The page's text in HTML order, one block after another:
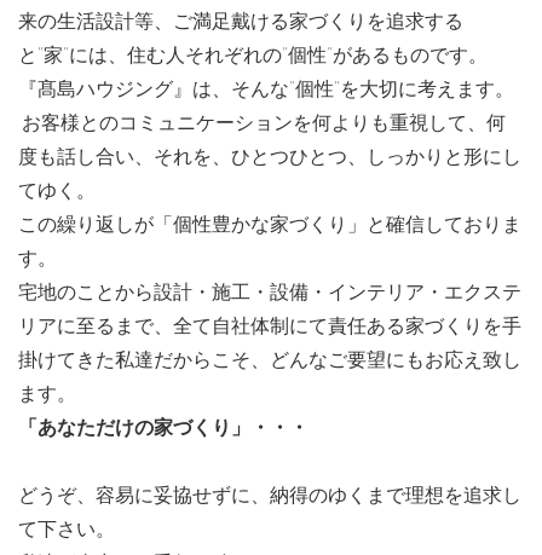
来の生活設計等、ご満足戴ける家づくりを追求する
と"家"には、住む人それぞれの"個性"があるものです。
『髙島ハウジング』は、そんな"個性"を大切に考えます。
お客様とのコミュニケーションを何よりも重視して、何
度も話し合い、それを、ひとつひとつ、しっかりと形にし
てゆく。
この繰り返しが「個性豊かな家づくり」と確信しておりま
す。
宅地のことから設計・施工・設備・インテリア・エクステ
リアに至るまで、全て自社体制にて責任ある家づくりを手
掛けてきた私達だからこそ、どんなご要望にもお応え致し
ます。
「あなただけの家づくり」・・・
どうぞ、容易に妥協せずに、納得のゆくまで理想を追求し
て下さい。